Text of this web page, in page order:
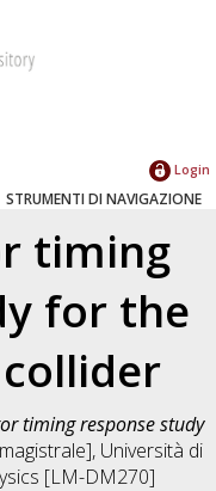
Login
STRUMENTI DI NAVIGAZIONE
timing
for the
timing response study
Università di
[LM-DM270]